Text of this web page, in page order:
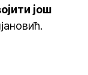
још